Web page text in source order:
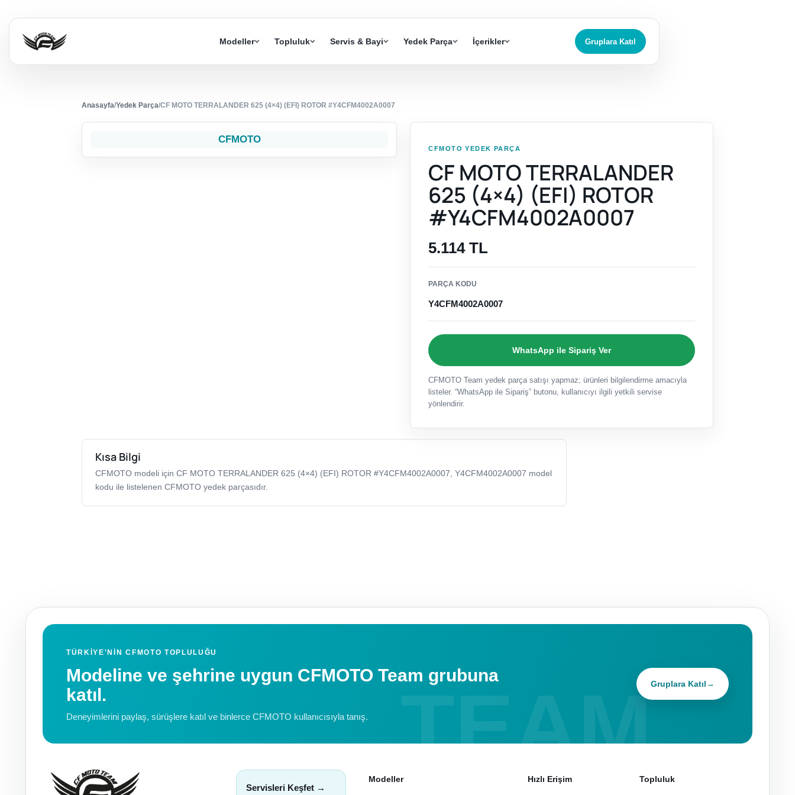
Modeller Topluluk Servis & Bayi Yedek Parça İçerikler Gruplara Katıl
Anasayfa/Yedek Parça/CF MOTO TERRALANDER 625 (4×4) (EFI) ROTOR #Y4CFM4002A0007
CFMOTO
CFMOTO YEDEK PARÇA
CF MOTO TERRALANDER
625 (4×4) (EFI) ROTOR
#Y4CFM4002A0007
5.114 TL
PARÇA KODU
Y4CFM4002A0007
WhatsApp ile Sipariş Ver
CFMOTO Team yedek parça satışı yapmaz; ürünleri bilgilendirme amacıyla
listeler. “WhatsApp ile Sipariş” butonu, kullanıcıyı ilgili yetkili servise
yönlendirir.
Kısa Bilgi
CFMOTO modeli için CF MOTO TERRALANDER 625 (4×4) (EFI) ROTOR #Y4CFM4002A0007, Y4CFM4002A0007 model
kodu ile listelenen CFMOTO yedek parçasıdır.
TÜRKIYE'NIN CFMOTO TOPLULUĞU
Modeline ve şehrine uygun CFMOTO Team grubuna
katıl.
Deneyimlerini paylaş, sürüşlere katıl ve binlerce CFMOTO kullanıcısıyla tanış.
Gruplara Katıl→
Servisleri Keşfet →
Modeller Hızlı Erişim Topluluk